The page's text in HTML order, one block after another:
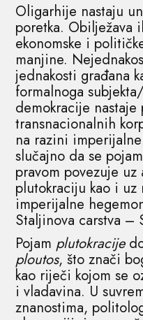
Oligarhije nastaju
poretka. Obilježava
ekonomske i
manjine.
jednakosti građana
formalnoga
demokracije
transnacionalnih
na razini
slučajno da se
pravom povezuje
plutokraciju kao i uz
imperijalne
Staljinova carstva –
Pojam plutokracije
ploutos, što znači
kao riječi kojom se
i vladavina. U
znanostima,